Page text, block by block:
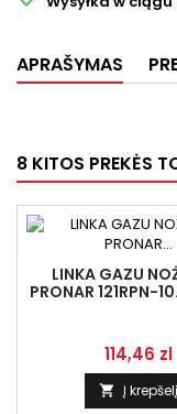
APRAŠYMAS
8 KITOS PREKĖS
LINKA GAZU
PRONAR 121RPN-
Kaina
114,46 zl
 Į krepšelį